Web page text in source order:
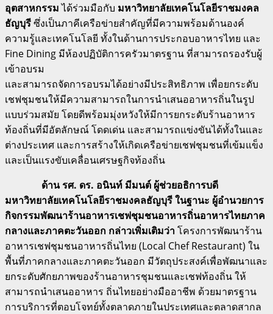
อุตสาหกรรมได้ร่วมมือกับ มหาวิทยาลัยเทคโนโลยีราชมงคล
ธัญบุรีซึ่งเป็นภาคีเครือข่ายสำคัญที่มีความพร้อมด้านองค์
ความรู้และเทคโนโลยี ทั้งในด้านการประกอบอาหารไทย และ
Fine Dining มีห้องปฏิบัติการครัวมาตรฐาน ที่สามารถรองรับผู้
เข้าอบรม
และสามารถจัดการอบรมได้อย่างมีประสิทธิภาพ เพื่อยกระดับ
เชฟชุมชนให้มีความสามารถในการนำเสนออาหารถิ่นในรูป
แบบร่วมสมัย โดยดีพร้อมมุ่งหวังให้มีการยกระดับร้านอาหาร
ท้องถิ่นที่มีอัตลักษณ์ โดดเด่น และสามารถแข่งขันได้ทั้งในและ
ต่างประเทศ และการสร้างให้เกิดเครือข่ายเชฟชุมชนที่เข้มแข็ง
และเป็นแรงขับเคลื่อนเศรษฐกิจท้องถิ่น
ด้าน รศ. ดร. อนินท์ มีมนต์ ผู้ช่วยอธิการบดี
มหาวิทยาลัยเทคโนโลยีราชมงคลธัญบุรี ในฐานะ ผู้อำนวยการ
กิจกรรมพัฒนาร้านอาหารเชฟชุมชนอาหารถิ่นอาหารไทยภาค
กลางและภาคตะวันออก กล่าวเพิ่มเติมว่าโครงการพัฒนาร้าน
อาหารเชฟชุมชนอาหารถิ่นไทย (Local Chef Restaurant) ใน
พื้นที่ภาคกลางและภาคตะวันออก มีวัตถุประสงค์เพื่อพัฒนาและ
ยกระดับศักยภาพของร้านอาหารชุมชนและเชฟท้องถิ่น ให้
สามารถนำเสนออาหาร ถิ่นไทยอย่างมืออาชีพ ด้วยมาตรฐาน
การบริการที่ตอบโจทย์ทั้งตลาดภายในประเทศและตลาดสากล